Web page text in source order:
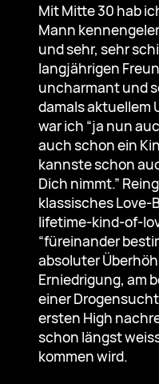
Mit Mitte 30 hab
Mann
und sehr, sehr
langjährigen
uncharmant und
damals aktuellem
war ich “ja nun
auch schon ein
kannste schon
Dich nimmt.”
klassisches
lifetime-kind-of-
“füreinander
absoluter
Erniedrigung, am
einer
ersten High
schon längst
kommen wird.